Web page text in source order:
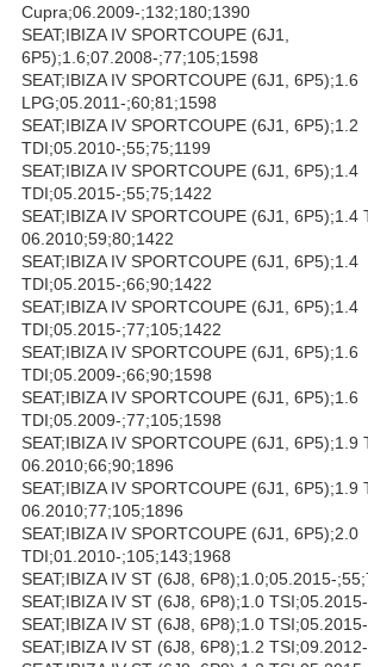
Cupra;06.2009-;132;180;1390
SEAT;IBIZA IV SPORTCOUPE (6J1,
6P5);1.6;07.2008-;77;105;1598
SEAT;IBIZA IV SPORTCOUPE (6J1, 6P5);1.6
LPG;05.2011-;60;81;1598
SEAT;IBIZA IV SPORTCOUPE (6J1, 6P5);1.2
TDI;05.2010-;55;75;1199
SEAT;IBIZA IV SPORTCOUPE (6J1, 6P5);1.4
TDI;05.2015-;55;75;1422
SEAT;IBIZA IV SPORTCOUPE (6J1, 6P5);1.4
06.2010;59;80;1422
SEAT;IBIZA IV SPORTCOUPE (6J1, 6P5);1.4
TDI;05.2015-;66;90;1422
SEAT;IBIZA IV SPORTCOUPE (6J1, 6P5);1.4
TDI;05.2015-;77;105;1422
SEAT;IBIZA IV SPORTCOUPE (6J1, 6P5);1.6
TDI;05.2009-;66;90;1598
SEAT;IBIZA IV SPORTCOUPE (6J1, 6P5);1.6
TDI;05.2009-;77;105;1598
SEAT;IBIZA IV SPORTCOUPE (6J1, 6P5);1.9
06.2010;66;90;1896
SEAT;IBIZA IV SPORTCOUPE (6J1, 6P5);1.9
06.2010;77;105;1896
SEAT;IBIZA IV SPORTCOUPE (6J1, 6P5);2.0
TDI;01.2010-;105;143;1968
SEAT;IBIZA IV ST (6J8, 6P8);1.0;05.2015-
SEAT;IBIZA IV ST (6J8, 6P8);1.0
SEAT;IBIZA IV ST (6J8, 6P8);1.0
SEAT;IBIZA IV ST (6J8, 6P8);1.2